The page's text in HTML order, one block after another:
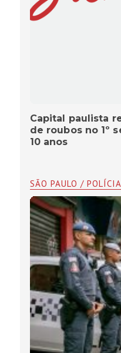
Capital paulista
de roubos no 1º
10 anos
SÃO PAULO / POLÍCIA